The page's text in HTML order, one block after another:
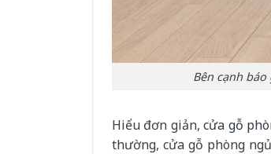
Bên cạnh
Hiểu đơn giản,cửa gỗ
thường, cửa gỗ phòng